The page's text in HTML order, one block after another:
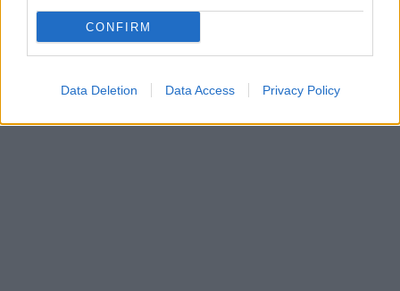
CONFIRM
Data Deletion Data Access Privacy Policy